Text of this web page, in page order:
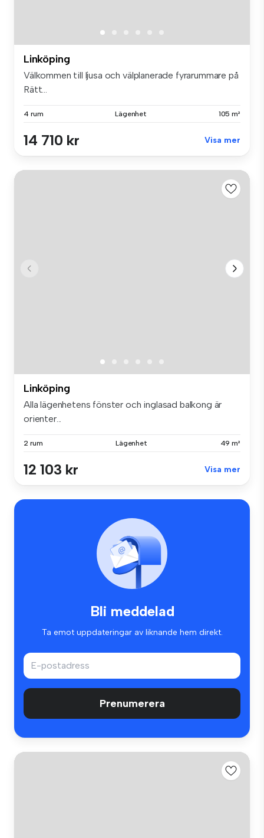
Linköping
Välkommen till ljusa och välplanerade fyrarummare på
Rätt...
4 rum Lägenhet 105 m²
14 710 kr Visa mer
Linköping
Alla lägenhetens fönster och inglasad balkong är
orienter...
2 rum Lägenhet 49 m²
12 103 kr Visa mer
Bli meddelad
Ta emot uppdateringar av liknande hem direkt.
Prenumerera